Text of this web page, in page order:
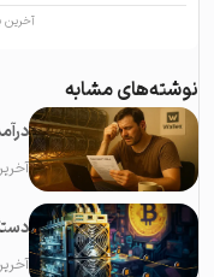
آخرین
نوشته‌های مشابه